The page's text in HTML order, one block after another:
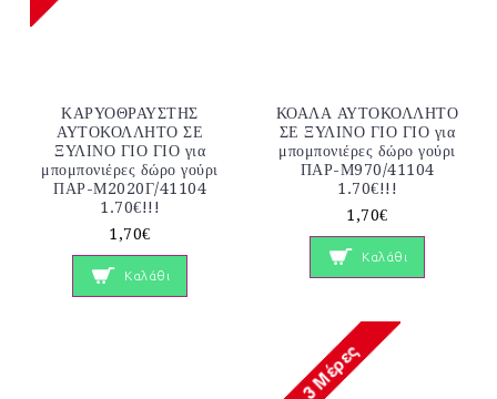
ΚΑΡΥΟΘΡΑΥΣΤΗΣ
ΑΥΤΟΚΟΛΛΗΤΟ ΣΕ
ΞΥΛΙΝΟ ΓΙΟ ΓΙΟ για
μπομπονιέρες δώρο γούρι
ΠΑΡ-Μ2020Γ/41104
1.70€!!!
1,70€
Καλάθι
ΚΟΑΛΑ ΑΥΤΟΚΟΛΛΗΤΟ
ΣΕ ΞΥΛΙΝΟ ΓΙΟ ΓΙΟ για
μπομπονιέρες δώρο γούρι
ΠΑΡ-Μ970/41104
1.70€!!!
1,70€
Καλάθι